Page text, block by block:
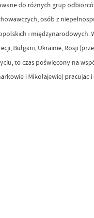
do różnych grup
osób z
i międzynarodowych.
Bułgarii, Ukrainie, Rosji
to czas poświęcony na
i Mikołajewie) pracując